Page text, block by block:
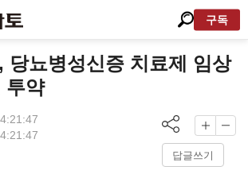
구독
당뇨병성신증 치료제 임상
투약
답글쓰기